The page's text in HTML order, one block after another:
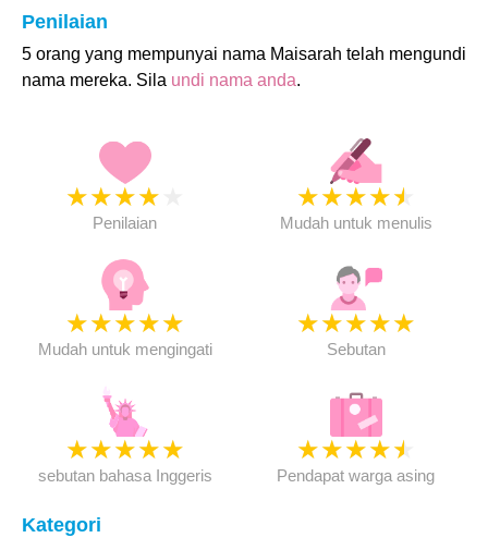
Penilaian
5 orang yang mempunyai nama Maisarah telah mengundi
nama mereka. Sila undi nama anda.
★★★★
Penilaian
★★★★★
Mudah untuk menulis
★★★★★
Mudah untuk mengingati
★★★★★
Sebutan
★★★★★
sebutan bahasa Inggeris
★★★★★
Pendapat warga asing
Kategori